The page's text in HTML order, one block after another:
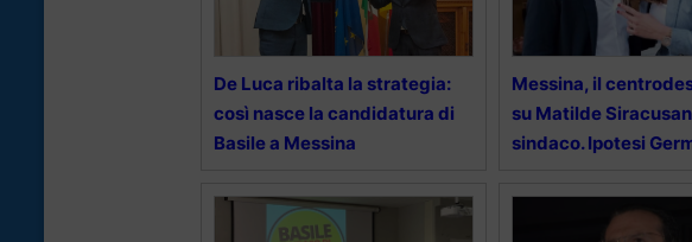
De Luca ribalta la strategia:
così nasce la candidatura di
Basile a Messina
Messina, il
su Matilde
sindaco. Ipotesi